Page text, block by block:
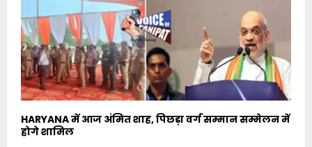
HARYANA में आज अंमित शाह, पिछड़ा वर्ग सम्मान सम्मेलन में
होगे शामिल